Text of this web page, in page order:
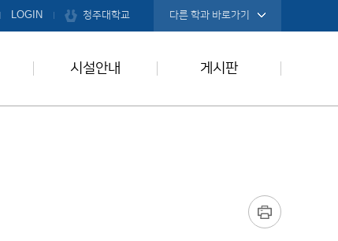
LOGIN 청주대학교 다른 학과 바로가기
시설안내 게시판